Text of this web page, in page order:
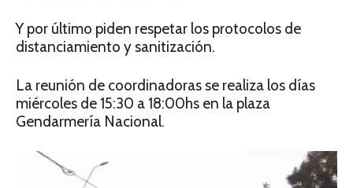
Y por último piden respetar los protocolos de
distanciamiento y sanitización.
La reunión de coordinadoras se realiza los días
miércoles de 15:30 a 18:00hs en la plaza
Gendarmería Nacional.